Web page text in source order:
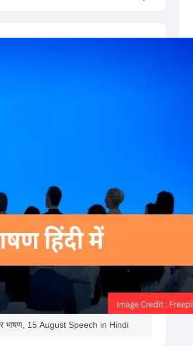
भाषण, 15 August Speech in Hindi